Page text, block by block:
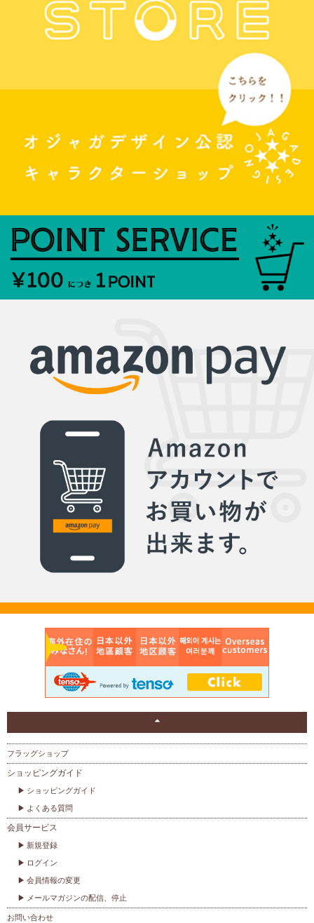
フラッグショップ
ショッピングガイド
ショッピングガイド
よくある質問
会員サービス
新規登録
ログイン
会員情報の変更
メールマガジンの配信、停止
お問い合わせ